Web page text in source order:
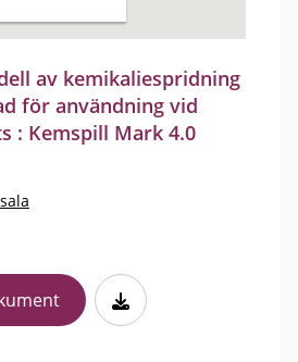
av kemikaliespridning
för användning vid
: Kemspill Mark 4.0